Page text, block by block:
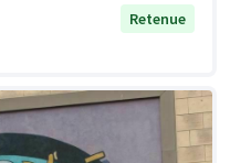
Retenue